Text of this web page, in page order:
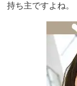
持ち主ですよね。